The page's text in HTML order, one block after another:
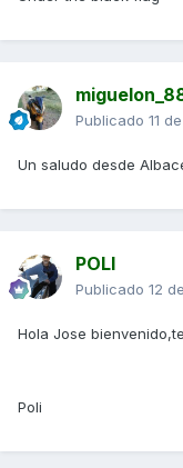
Publicado 11
Un saludo desde
POLI
Publicado 12
Hola Jose
Poli